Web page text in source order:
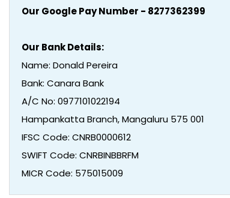
Our Google Pay Number - 8277362399
Our Bank Details:
Name: Donald Pereira
Bank: Canara Bank
A/C No: 0977101022194
Hampankatta Branch, Mangaluru 575 001
IFSC Code: CNRB0000612
SWIFT Code: CNRBINBBRFM
MICR Code: 575015009